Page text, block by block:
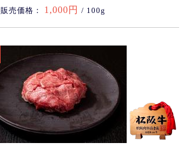
販売価格： 1,000円 / 100g